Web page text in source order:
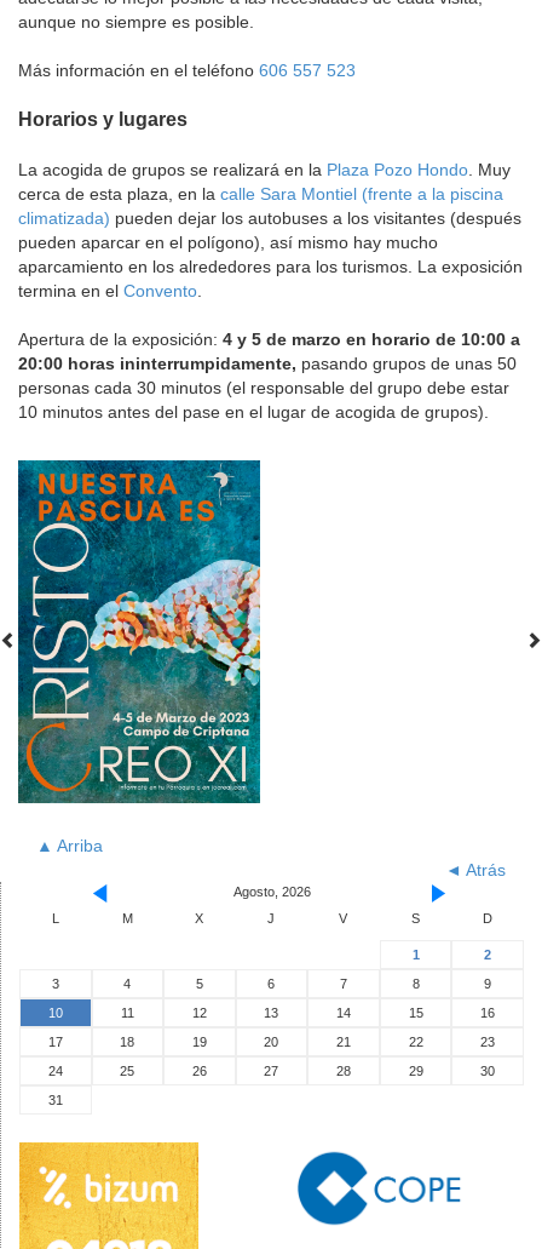
aunque no siempre es posible.
Más información en el teléfono 606 557 523
Horarios y lugares
La acogida de grupos se realizará en la Plaza Pozo Hondo . Muy
cerca de esta plaza, en la calle Sara Montiel (frente a la piscina
climatizada) pueden dejar los autobuses a los visitantes (después
pueden aparcar en el polígono), así mismo hay mucho
aparcamiento en los alrededores para los turismos. La exposición
termina en el Convento
Apertura de la exposición: 4 y 5 de marzo en horario de 10:00 a
20:00 horas ininterrumpidamente, pasando grupos de unas 50
personas cada 30 minutos (el responsable del grupo debe estar
10 minutos antes del pase en el lugar de acogida de grupos).
▲ Arriba
◄ Atrás
Agosto, 2026
L
M X J V S D
1
2
3
4 5 6 7 8
9
10
11 12 13 14 15
16
17
18 19 20 21 22
23
24
25 26 27 28 29
30
31